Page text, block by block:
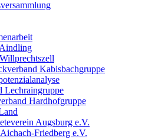
Kabisbachgruppe
Lechraingruppe
Hardhofgruppe
Augsburg e.V.
Friedberg e.V.